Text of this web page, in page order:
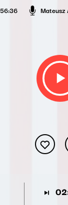
Mateusz